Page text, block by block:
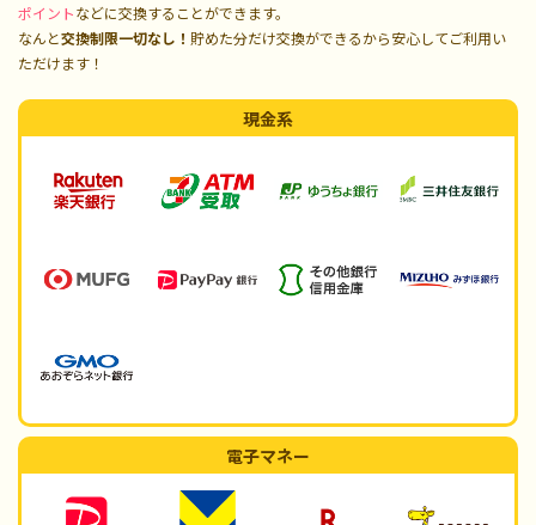
ポイントなどに交換することができます。
なんと交換制限一切なし！ 貯めた分だけ交換ができるから安心してご利用い
ただけます！
現金系
電子マネー